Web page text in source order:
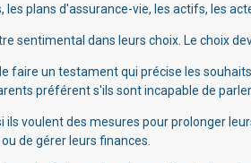
les plans d'assurance-vie, les actifs, les
sentimental dans leurs choix. Le choix
faire un testament qui précise les
préférent s'ils sont incapable de
ils voulent des mesures pour prolonger
de gérer leurs finances.